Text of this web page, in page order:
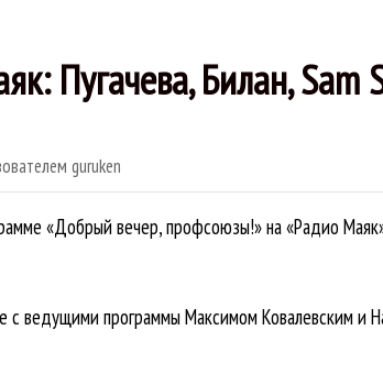
Пугачева, Билан, Sam
guruken
«Добрый вечер, профсоюзы!» на «Радио
с ведущими программы Максимом Ковалевским и